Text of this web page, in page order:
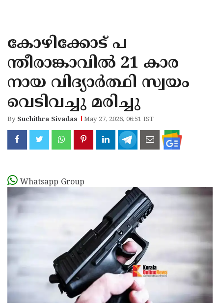
KANNUR
KASARAGOD
കോഴിക്കോട് പ
ന്തീരാങ്കാവില്‍ 21 കാര
നായ വിദ്യാര്‍ത്ഥി സ്വയം
വെടിവച്ചു മരിച്ചു
By Suchithra Sivadas May 27, 2026, 06:51 IST
Whatsapp Group